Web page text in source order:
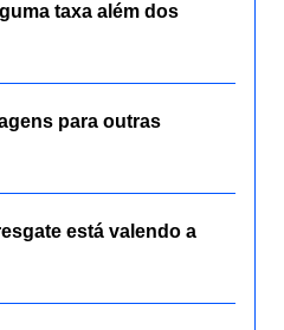
taxa além dos
para outras
está valendo a